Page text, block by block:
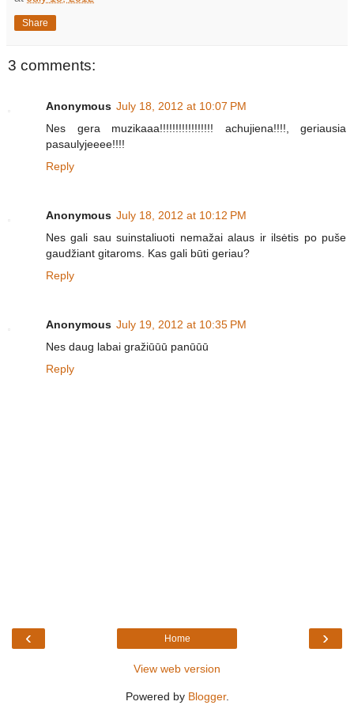
Share
3 comments:
Anonymous July 18, 2012 at 10:07 PM
Nes gera muzikaaa!!!!!!!!!!!!!!!!! achujiena!!!!, geriausia
pasaulyjeeee!!!!
Reply
Anonymous July 18, 2012 at 10:12 PM
Nes gali sau suinstaliuoti nemažai alaus ir ilsėtis po puše
gaudžiant gitaroms. Kas gali būti geriau?
Reply
Anonymous July 19, 2012 at 10:35 PM
Nes daug labai gražiūūū panūūū
Reply
‹ ›
Home
View web version
Powered by Blogger.